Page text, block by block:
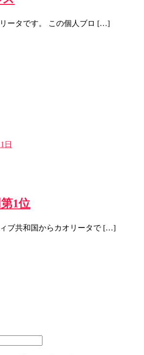
ータです。 この個人ブロ […]
日
1位
ブ共和国からカオリータで […]